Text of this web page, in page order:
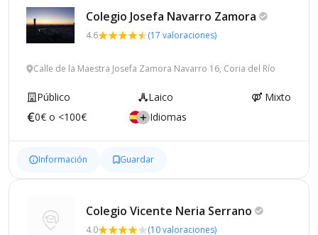
Colegio Josefa Navarro Zamora
4.6 (17 valoraciones)
Calle de la Maestra Josefa Zamora Navarro 16, Coria del Río
Público Laico
Mixto
0€ o <100€
Idiomas
Información Guardar
Colegio Vicente Neria Serrano
4.0 (10 valoraciones)